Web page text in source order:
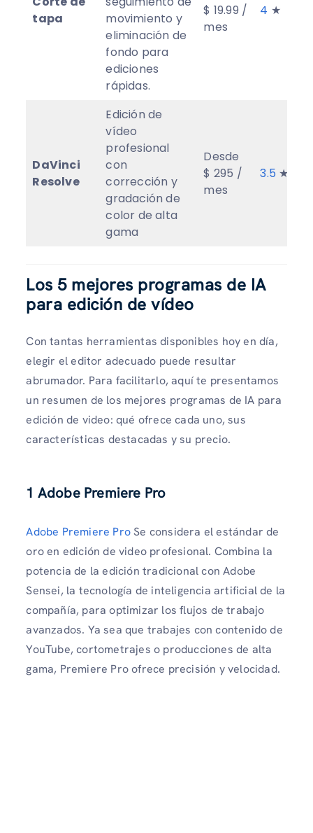
tapa
movimiento y
eliminación de
fondo para
ediciones
rápidas.
$ 19.99 /
mes
4 ★
DaVinci
Resolve
Edición de
vídeo
profesional
con
corrección y
gradación de
color de alta
gama
Desde
$ 295 /
mes
3.5 ★
Los 5 mejores programas de IA
para edición de vídeo
Con tantas herramientas disponibles hoy en día,
elegir el editor adecuado puede resultar
abrumador. Para facilitarlo, aquí te presentamos
un resumen de los mejores programas de IA para
edición de video: qué ofrece cada uno, sus
características destacadas y su precio.
1 Adobe Premiere Pro
Adobe Premiere ProSe considera el estándar de
oro en edición de video profesional. Combina la
potencia de la edición tradicional con Adobe
Sensei, la tecnología de inteligencia artificial de la
compañía, para optimizar los flujos de trabajo
avanzados. Ya sea que trabajes con contenido de
YouTube, cortometrajes o producciones de alta
gama, Premiere Pro ofrece precisión y velocidad.